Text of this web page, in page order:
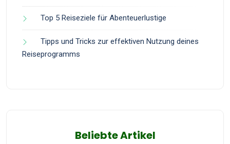
Top 5 Reiseziele für Abenteuerlustige
Tipps und Tricks zur effektiven Nutzung deines
Reiseprogramms
Beliebte Artikel